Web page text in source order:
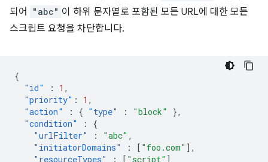
되어
"abc" 이 하위 문자열로 포함된 모든 URL에 대한 모든
스크립트 요청을 차단합니다.
{
"id"
: 1 ,
"priority" : 1 ,
"action"
: { "type" : "block"
},
"condition"
:
{
"urlFilter"
: "abc" ,
"initiatorDomains"
: [ "foo.com" ],
"resourceTypes"
: [ "script" ]